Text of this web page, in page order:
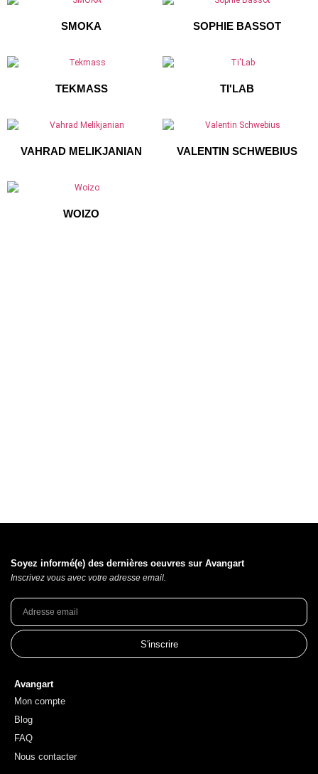
SMOKA SOPHIE BASSOT
TEKMASS TI'LAB
VAHRAD MELIKJANIAN VALENTIN SCHWEBIUS
WOIZO
Avangart
Mon compte
Blog
FAQ
Nous contacter
Soyez informé(e) des dernières oeuvres sur Avangart
Inscrivez vous avec votre adresse email.
S'inscrire